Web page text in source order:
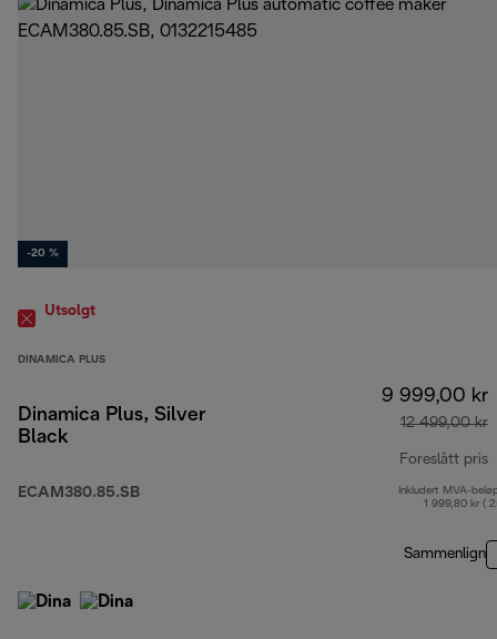
-20 %
Utsolgt
DINAMICA PLUS
Dinamica Plus, Silver
Black
ECAM380.85.SB
9 999,00 kr
12 499,00 kr
Foreslått pris
Inkludert MVA-
1 999,80 kr (
Sammenlign